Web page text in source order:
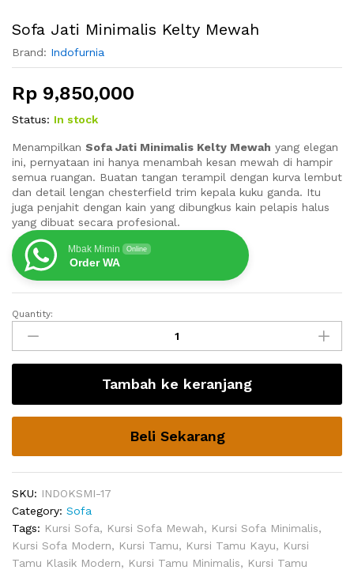
Sofa Jati Minimalis Kelty Mewah
Brand: Indofurnia
Rp 9,850,000
Status: In stock
Menampilkan Sofa Jati Minimalis Kelty Mewah yang elegan
ini, pernyataan ini hanya menambah kesan mewah di hampir
semua ruangan. Buatan tangan terampil dengan kurva lembut
dan detail lengan chesterfield trim kepala kuku ganda. Itu
juga penjahit dengan kain yang dibungkus kain pelapis halus
yang dibuat secara profesional.
Mbak Mimin Online
Order WA
Sofa
Jati
Minimalis
Kelty
quantity
Quantity:
Tambah ke keranjang
Beli Sekarang
SKU: INDOKSMI-17
Category: Sofa
Tags: Kursi Sofa, Kursi Sofa Mewah, Kursi Sofa Minimalis,
Kursi Sofa Modern, Kursi Tamu, Kursi Tamu Kayu, Kursi
Tamu Klasik Modern, Kursi Tamu Minimalis, Kursi Tamu